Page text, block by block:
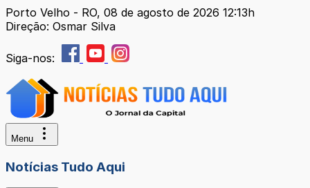
Porto Velho - RO, 08 de agosto de 2026 12:13h
Direção: Osmar Silva
Siga-nos:
Menu
Notícias Tudo Aqui